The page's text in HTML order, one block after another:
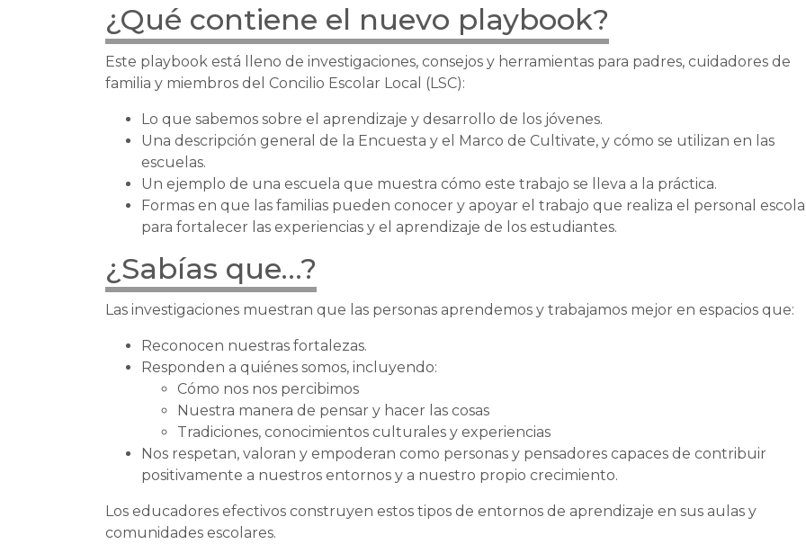
¿Qué contiene el nuevo playbook?
Este playbook está lleno de investigaciones, consejos y herramientas para padres, cuidadores de
familia y miembros del Concilio Escolar Local (LSC):
Lo que sabemos sobre el aprendizaje y desarrollo de los jóvenes.
Una descripción general de la Encuesta y el Marco de Cultivate, y cómo se utilizan en las
escuelas.
Un ejemplo de una escuela que muestra cómo este trabajo se lleva a la práctica.
Formas en que las familias pueden conocer y apoyar el trabajo que realiza el personal
para fortalecer las experiencias y el aprendizaje de los estudiantes.
¿Sabías que…?
Las investigaciones muestran que las personas aprendemos y trabajamos mejor en espacios que:
Reconocen nuestras fortalezas.
Responden a quiénes somos, incluyendo:
Cómo nos nos percibimos
Nuestra manera de pensar y hacer las cosas
Tradiciones, conocimientos culturales y experiencias
Nos respetan, valoran y empoderan como personas y pensadores capaces de contribuir
positivamente a nuestros entornos y a nuestro propio crecimiento.
Los educadores efectivos construyen estos tipos de entornos de aprendizaje en sus aulas y
comunidades escolares.